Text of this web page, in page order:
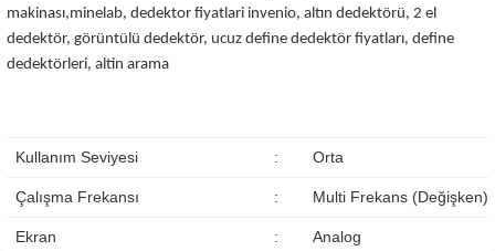
makinası,minelab, dedektor fiyatlari invenio, altın dedektörü, 2 el
dedektör, görüntülü dedektör, ucuz define dedektör fiyatları, define
dedektörleri, altin arama
Kullanım Seviyesi : Orta
Çalışma Frekansı : Multi Frekans (Değişken)
Ekran : Analog